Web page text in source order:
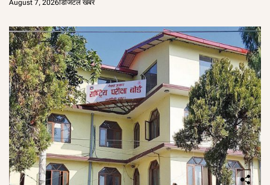
August 7, 2026डिजिटल खबर